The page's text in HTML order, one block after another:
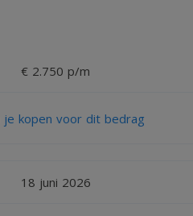
€ 2.750 p/m
je kopen voor dit bedrag
18 juni 2026